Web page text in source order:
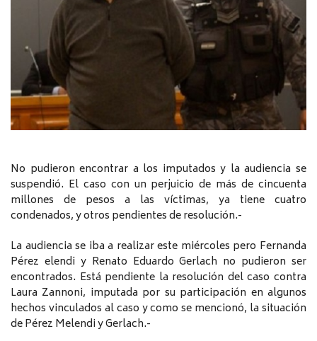
No pudieron encontrar a los imputados y la audiencia se
suspendió. El caso con un perjuicio de más de cincuenta
millones de pesos a las víctimas, ya tiene cuatro
condenados, y otros pendientes de resolución.-
La audiencia se iba a realizar este miércoles pero Fernanda
Pérez elendi y Renato Eduardo Gerlach no pudieron ser
encontrados. Está pendiente la resolución del caso contra
Laura Zannoni, imputada por su participación en algunos
hechos vinculados al caso y como se mencionó, la situación
de Pérez Melendi y Gerlach.-